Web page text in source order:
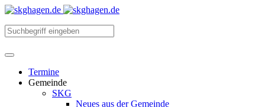
Termine
Gemeinde
SKG
Neues aus der Gemeinde